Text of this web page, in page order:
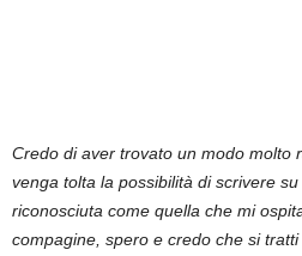
Credo di aver trovato un modo molto
venga tolta la possibilità di scrivere
riconosciuta come quella che mi
compagine, spero e credo che si